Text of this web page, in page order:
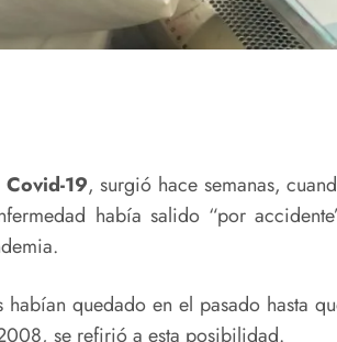
Covid-19, surgió hace semanas,
había salido “por
quedado en el pasado hasta
se refirió a esta posibilidad.